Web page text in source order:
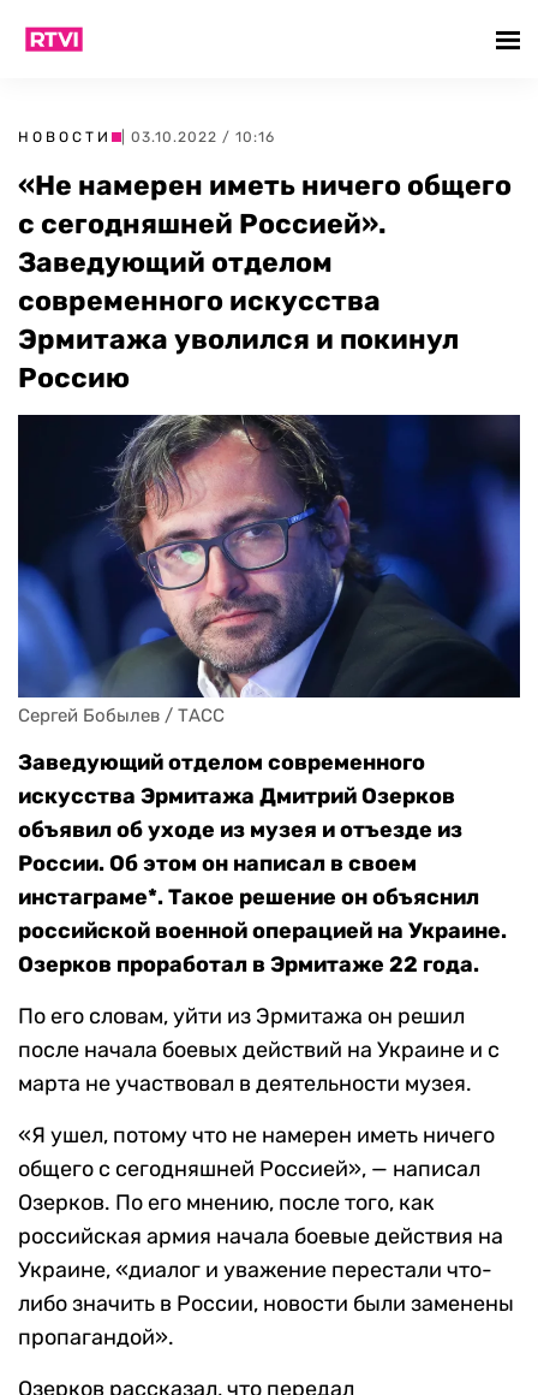
НОВОСТИ | 03.10.2022 / 10:16
«Не намерен иметь ничего общего
с сегодняшней Россией».
Заведующий отделом
современного искусства
Эрмитажа уволился и покинул
Россию
Сергей Бобылев / ТАСС
Заведующий отделом современного
искусства Эрмитажа Дмитрий Озерков
объявил об уходе из музея и отъезде из
России. Об этом он написал в своем
инстаграме*. Такое решение он объяснил
российской военной операцией на Украине.
Озерков проработал в Эрмитаже 22 года.
По его словам, уйти из Эрмитажа он решил
после начала боевых действий на Украине и с
марта не участвовал в деятельности музея.
«Я ушел, потому что не намерен иметь ничего
общего с сегодняшней Россией», — написал
Озерков. По его мнению, после того, как
российская армия начала боевые действия на
Украине, «диалог и уважение перестали что-
либо значить в России, новости были заменены
пропагандой».
Озерков рассказал, что передал